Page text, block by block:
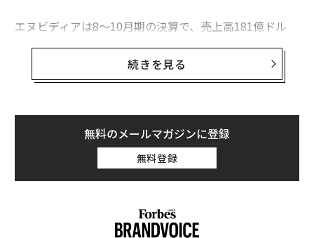
エヌビディアは8～10月期の決算で、売上高181億ドル
（約2兆6800億円）を達成。過去最高だった前四半期の1
62億ドル（約2兆4200億円）を突破し、前年同期を20
6％上回った。
利益も好調で、1株あたり利益4.02ドル（約600円）、純
利益92億ドル（約1兆3600億円）は、やはり前四半期に
記録した過去最高の1株あたり利益2.48ドル（約370
円）、純利益62億ドル（約9200億円）を大きく上回っ
た。
続きを見る
無料のメールマガジンに登録
無料登録